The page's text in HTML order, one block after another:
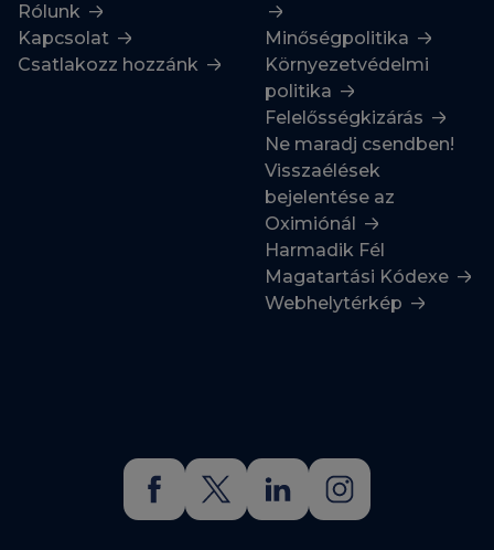
Rólunk
Kapcsolat
Csatlakozz hozzánk
Minőségpolitika
Környezetvédelmi
politika
Felelősségkizárás
Ne maradj csendben!
Visszaélések
bejelentése az
Oximiónál
Harmadik Fél
Magatartási Kódexe
Webhelytérkép